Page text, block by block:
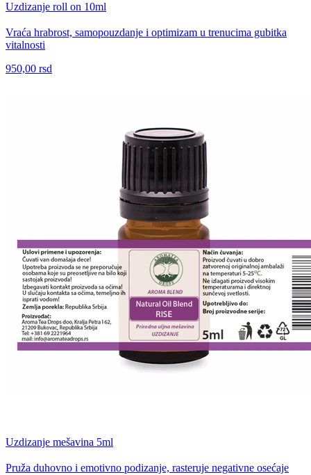
Uzdizanje roll on 10ml
Vraća hrabrost, samopouzdanje i optimizam u trenucima gubitka
vitalnosti
950,00 rsd
Uzdizanje mešavina 5ml
Pruža duhovno i emotivno podizanje, rasteruje negativne osećaje